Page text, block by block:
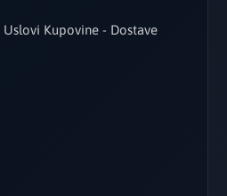
Uslovi Kupovine - Dostave